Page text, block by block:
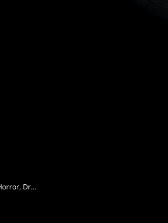
Thriller, Sci-Fi & Fantasy, Horror, Drama, Science Fiction